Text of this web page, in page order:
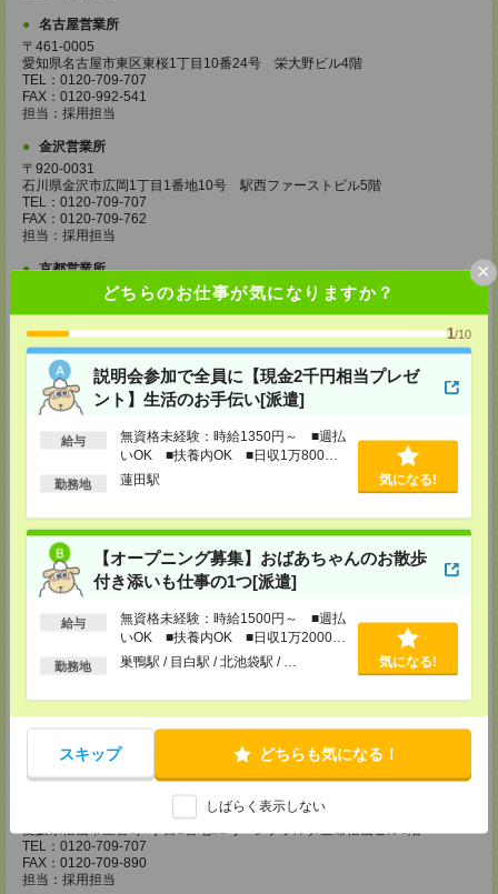
どちらのお仕事が気になりますか？
1/10
説明会参加で全員に【現金2千円相当プレゼ
ント】生活のお手伝い[派遣]
給与
無資格未経験：時給1350円～ ■週払
いOK ■扶養内OK ■日収1万800円
以上
勤務地 蓮田駅 気になる!
【オープニング募集】おばあちゃんのお散歩
付き添いも仕事の1つ[派遣]
給与
無資格未経験：時給1500円～ ■週払
いOK ■扶養内OK ■日収1万2000円
以上
勤務地 巣鴨駅 / 目白駅 / 北池袋駅 / … 気になる!
スキップ どちらも気になる！
しばらく表示しない
×
名古屋営業所
〒461-0005
愛知県名古屋市東区東桜1丁目10番24号 栄大野ビル4階
TEL：0120-709-707
FAX：0120-992-541
担当：採用担当
金沢営業所
〒920-0031
石川県金沢市広岡1丁目1番地10号 駅西ファーストビル5階
TEL：0120-709-707
FAX：0120-709-762
担当：採用担当
京都営業所
TEL：0120-709-707
FAX：0120-709-751
担当：採用担当
大阪営業所
大阪府大阪市北区角田町8番1号 大阪梅田ツインタワーズ・ノース34階
TEL：0120-995-985
FAX：0120-992-568
神戸営業所
〒650-0044
兵庫県神戸市中央区東川崎町1丁目3番3号 神戸ハーバーランドセンタービ
ル18階
TEL：0120-995-984
FAX：0120-709-785
広島営業所
担当：採用担当
愛媛県松山市三番町7丁目1番地21号 ジブラルタ生命松山ビル8階
TEL：0120-709-707
FAX：0120-709-890
担当：採用担当